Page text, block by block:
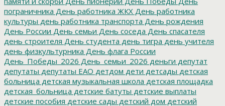
пограничника День работника ЖКХ День работника
культуры день работника транспорта День рождения
День России День семьи День соседа День спасателя
день строителя День студента день тигра день учителя
день физкультурника День флага России
День_Победы_2026 День_семьи_2026 деньги депутат
депутаты депутаты ЕАО детдом дети детсады детская
больница детская музыкальная школа детская площадка
детская_больница детские батуты детские выплаты
детские пособия детские сады детский дом детский